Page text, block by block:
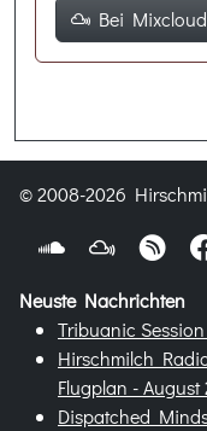
Bei
© 2008-2026
Neuste Nachrichten
Tribuanic
Hirschmilch
Flugplan - August
Dispatched